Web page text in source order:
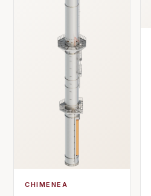
CHIMENEA